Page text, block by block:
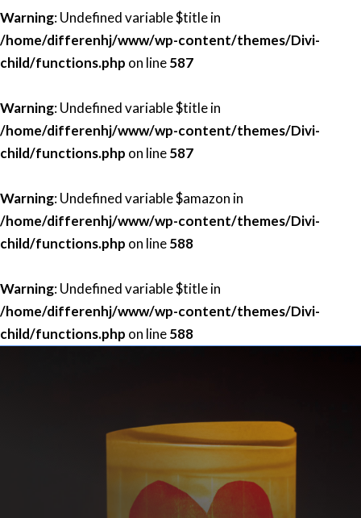
Warning: Undefined variable $title in
/home/differenhj/www/wp-content/themes/Divi-
child/functions.php on line587
Warning: Undefined variable $title in
/home/differenhj/www/wp-content/themes/Divi-
child/functions.php on line587
Warning: Undefined variable $amazon in
/home/differenhj/www/wp-content/themes/Divi-
child/functions.php on line588
Warning: Undefined variable $title in
/home/differenhj/www/wp-content/themes/Divi-
child/functions.php on line588